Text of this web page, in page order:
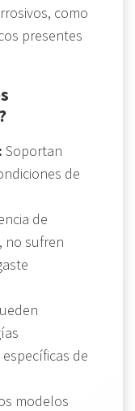
como
presentes
Soportan
de
de
no sufren
de
modelos